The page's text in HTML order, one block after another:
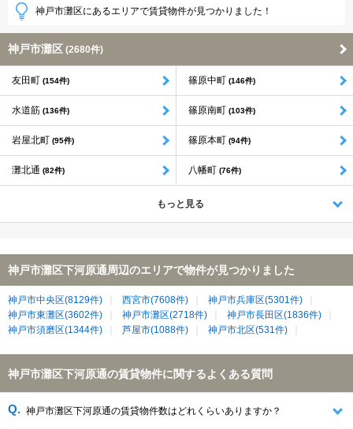
神戸市灘区にあるエリアで賃貸物件が見つかりました！
神戸市灘区 (2680件)
友田町 (154件) 篠原中町 (146件)
水道筋 (136件) 篠原南町 (103件)
岩屋北町 (95件) 篠原本町 (94件)
灘北通 (82件) 八幡町 (76件)
もっと見る
神戸市灘区下河原通周辺のエリアで物件が見つかりました
神戸市中央区(8129件) 西宮市(7608件)
神戸市兵庫区(5301件)
神戸市東灘区(3602件)
神戸市灘区(2718件)
神戸市長田区(1836件)
神戸市須磨区(1344件)
芦屋市(1088件) 神戸市北区(531件)
神戸市灘区下河原通の賃貸物件に関するよくある質問
神戸市灘区下河原通の賃貸物件数はどれくらいありますか？